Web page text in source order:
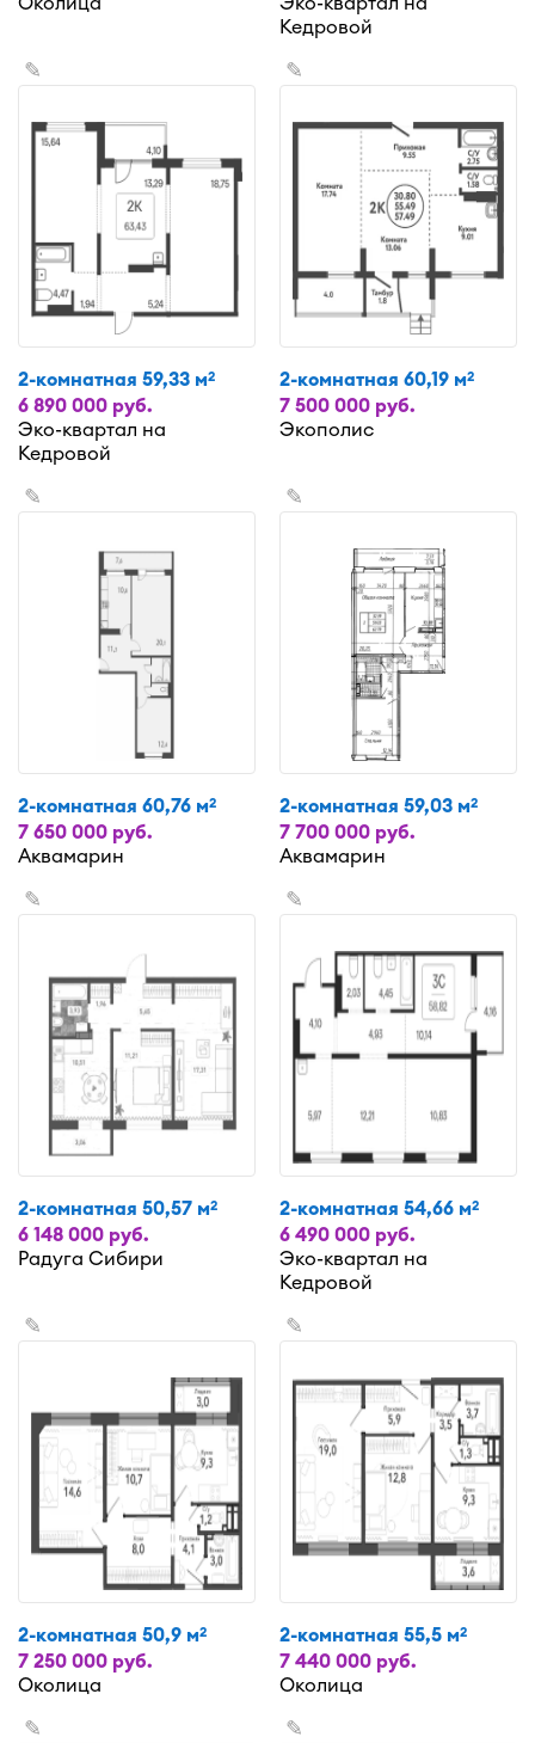
Кедровой
✎
2-комнатная 59,33 м2
6 890 000 руб.
Эко-квартал на
Кедровой
✎
2-комнатная 60,19 м2
7 500 000 руб.
Экополис
✎
2-комнатная 60,76 м2
7 650 000 руб.
Аквамарин
✎
2-комнатная 59,03 м2
7 700 000 руб.
Аквамарин
✎
2-комнатная 50,57 м2
6 148 000 руб.
Радуга Сибири
✎
2-комнатная 54,66 м2
6 490 000 руб.
Эко-квартал на
Кедровой
✎
2-комнатная 50,9 м2
7 250 000 руб.
Околица
✎
2-комнатная 55,5 м2
7 440 000 руб.
Околица
✎ ✎